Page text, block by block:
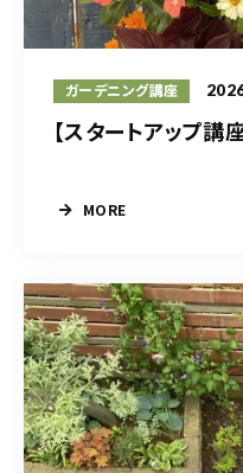
ガーデニング講座
【スタートアップ講
MORE